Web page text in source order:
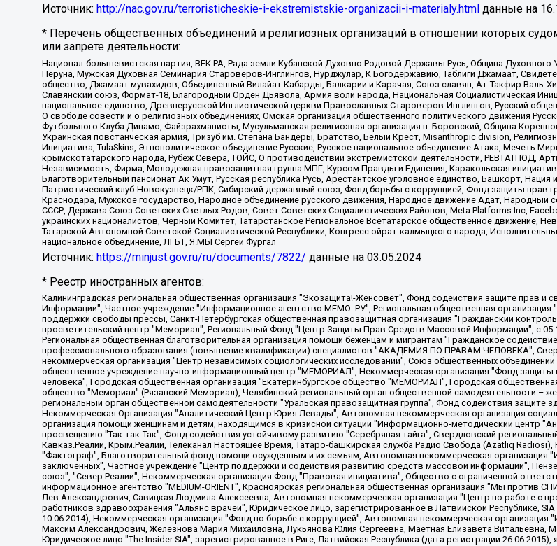
Источник: http://nac.gov.ru/terroristicheskie-i-ekstremistskie-organizacii-i-materialy.html данные на
* Перечень общественных объединений и религиозных организаций в отношении которых
или запрете деятельности:
Национал-большевистская партия, ВЕК РА, Рада земли Кубанской Духовно Родовой Державы Русь, Община
Перуна, Мужская Духовная Семинария Староверов-Инглингов, Нурджулар, К Богодержавию, Таблиги Джамаат,
общество, Джамаат мувахидов, Объединенный Вилайат Кабарды, Балкарии и Карачая, Союз славян, Ат-Такфир Валь-
Славянский союз, Формат-18, Благородный Орден Дьявола, Армия воли народа, Национальная Социалистическая
национальное единство, Древнерусской Инглистической церкви Православных Староверов-Инглингов, Русский
О свободе совести и о религиозных объединениях, Омская организация общественного политического движения
Футбольного Клуба Динамо, Файзрахманисты, Мусульманская религиозная организация п. Боровский, Община
Украинская повстанческая армия, Тризуб им. Степана Бандеры, Братство, Белый Крест, Misanthropic division,
Инициатива, TulaSkins, Этнополитическое объединение Русские, Русское национальное объединение Атака, Мечеть
крымскотатарского народа, Рубеж Севера, ТОЙС, О противодействии экстремистской деятельности, РЕВТАТПОД,
Независимость, Фирма, Молодежная правозащитная группа МПГ, Курсом Правды и Единения, Каракольская
Благотворительный пансионат Ак Умут, Русская республика Русь, Арестантское уголовное единство, Башкорт,
Патриотический клуб-Новокузнецк/РПК, Сибирский державный союз, Фонд борьбы с коррупцией, Фонд защиты прав
Краснодара, Мужское государство, Народное объединение русского движения, Народное движение Адат, Народный
СССР, Держава Союз Советских Светлых Родов, Совет Советских Социалистических Районов, Meta Platforms Inc,
украинских националистов, Черный Комитет, Татарстанское Региональное Всетатарское общественное движение,
Татарской Автономной Советской Социалистической Республики, Конгресс ойрат-калмыцкого народа,
национальное объединение, ЛГБТ, Я.МЫ Сергей Фургал
Источник: https://minjust.gov.ru/ru/documents/7822/ данные на 03.05.2024
* Реестр иностранных агентов:
Калининградская региональная общественная организация "Экозащита!-Женсовет", Фонд содействия защите прав и свобод граждан "Общественный вердикт", Фонд "Институт Развития Свободы Информации", Частное учреждение "Информационное агентство МЕМО. РУ", Региональная общественная организация "Общественная комиссия по сохранению наследия академика Сахарова", Фонд поддержки свободы прессы, Санкт-Петербургская общественная правозащитная организация "Гражданский контроль", Межрегиональная общественная организация "Информационно-просветительский центр "Мемориал", Региональный Фонд "Центр Защиты Прав Средств Массовой Информации", с 05.12.2023 Фонд "Центр Защиты Прав Средств массовой информации", Региональная общественная благотворительная организация помощи беженцам и мигрантам "Гражданское содействие", Негосударственное образовательное учреждение дополнительного профессионального образования (повышение квалификации) специалистов "АКАДЕМИЯ ПО ПРАВАМ ЧЕЛОВЕКА", Свердловская региональная общественная организация "Сутяжник", Автономная некоммерческая организация "Центр независимых социологических исследований", Союз общественных объединений "Российский исследовательский центр по правам человека", Региональное общественное учреждение научно-информационный центр "МЕМОРИАЛ", Некоммерческая организация "Фонд защиты гласности", Автономная некоммерческая организация "Институт прав человека", Городская общественная организация "Екатеринбургское общество "МЕМОРИАЛ", Городская общественная организация "Рязанское историко-просветительское и правозащитное общество "Мемориал" (Рязанский Мемориал), Челябинский региональный орган общественной самодеятельности – женское общественное объединение "Женщины Евразии", Челябинский региональный орган общественной самодеятельности "Уральская правозащитная группа", Фонд содействия защите здоровья и социальной справедливости имени Андрея Рылькова, Автономная Некоммерческая Организация "Аналитический Центр Юрия Левады", Автономная некоммерческая организация социальной поддержки населения "Проект Апрель", Региональная общественная организация помощи женщинам и детям, находящимся в кризисной ситуации "Информационно-методический центр "Анна", Фонд содействия развитию массовых коммуникаций и правовому просвещению "Так-так-Так", Фонд содействия устойчивому развитию "Серебряная тайга", Свердловский региональный общественный фонд социальных проектов "Новое время", "Idel.Реалии", Кавказ.Реалии, Крым.Реалии, Телеканал Настоящее Время, Татаро-башкирская служба Радио Свобода (Azatliq Radiosi), Радио Свободная Европа/Радио Свобода (PCE/PC), "Сибирь.Реалии", "Фактограф", Благотворительный фонд помощи осужденным и их семьям, Автономная некоммерческая организация "Институт глобализации и социальных движений", Фонд "В защиту прав заключенных", Частное учреждение "Центр поддержки и содействия развитию средств массовой информации", Пензенский региональный общественный благотворительный фонд "Гражданский союз", "Север.Реалии", Некоммерческая организация Фонд "Правовая инициатива", Общество с ограниченной ответственностью "Радио Свободная Европа/Радио Свобода", Чешское информационное агентство "MEDIUM-ORIENT", Красноярская региональная общественная организация "Мы против СПИДа", Камалягин Денис Николаевич, Маркелов Сергей Евгеньевич, Пономарев Лев Александрович, Савицкая Людмила Алексеевна, Автономная некоммерческая организация "Центр по работе с проблемой насилия "НАСИЛИЮ.НЕТ", Межрегиональный профессиональный союз работников здравоохранения "Альянс врачей", Юридическое лицо, зарегистрированное в Латвийской Республике, SIA "Medusa Project" (регистрационный номер 40103797863, дата регистрации 10.06.2014), Некоммерческая организация "Фонд по борьбе с коррупцией", Автономная некоммерческая организация "Институт права и публичной политики", Баданин Роман Сергеевич, Гликин Максим Александрович, Железнова Мария Михайловна, Лукьянова Юлия Сергеевна, Маетная Елизавета Витальевна, Маняхин Петр Борисович, Чуракова Ольга Владимировна, Ярош Юлия Петровна, Юридическое лицо "The Insider SIA", зарегистрированное в Риге, Латвийская Республика (дата регистрации 26.06.2015), являющееся администратором доменного имени интернет-издания "The Insider SIA", https://theins.ru, Постернак Алексей Евгеньевич, Рубин Михаил Аркадьевич, Анин Роман Александрович, Юридическое лицо Istories fonds, зарегистрированное в Латвийской Республике (регистрационный номер 50008295751, дата регистрации 24.02.2020), Великовский Дмитрий Александрович, Долинина Ирина Николаевна, Мароховская Алеся Алексеевна, Шлейнов Роман Юрьевич, Шмагун Олеся Валентиновна, Общество с ограниченной ответственностью "Альтаир 2021", Общество с ограниченной ответственностью "Вега 2021", Общество с ограниченной ответственностью "Главный редактор 2021", Общество с ограниченной ответственностью "Ромашки монолит", Важенков Артем Валерьевич, Ивановская областная общественная организация "Центр гендерных исследований", Гурман Юрий Альбертович, Медиапроект "ОВД-Инфо", Егоров Владимир Владимирович, Жилинский Владимир Александрович, Общество с ограниченной ответственностью "ЗП", Иванова София Юрьевна, Карезина Инна Павловна, Кильтау Екатерина Викторовна, Петров Алексей Викторович, Пискунов Сергей Евгеньевич, Смирнов Сергей Сергеевич, Тихонов Михаил Сергеевич, Общество с ограниченной ответственностью "ЖУРНАЛИСТ-ИНОСТРАННЫЙ АГЕНТ", Арапова Галина Юрьевна, Вольтская Татьяна Анатольевна, Американская компания "Mason G.E.S. Anonymous Foundation" (США), являющаяся владельцем интернет-издания https://mnews.world/, Компания "Stichting Bellingcat", зарегистрированная в Нидерландах (дата регистрации 11.07.2018), Захаров Андрей Вячеславович, Клепиковская Екатерина Дмитриевна, Общество с ограниченной ответственностью "МЕМО", Перл Роман Александрович, Симонов Евгений Алексеевич, Соловьева Елена Анатольевна, Сотников Даниил Владимирович, Сурначева Елизавета Дмитриевна, Автономная некоммерческая организация по защите прав человека и информированию населения "Якутия – Наше